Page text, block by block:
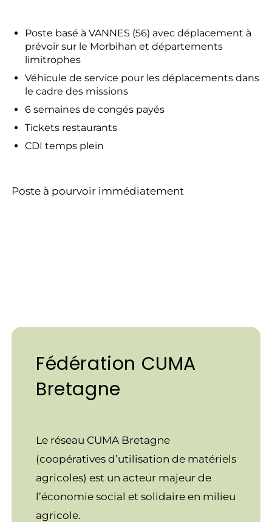
Poste basé à VANNES (56) avec déplacement à
prévoir sur le Morbihan et départements
limitrophes
Véhicule de service pour les déplacements dans
le cadre des missions
6 semaines de congés payés
Tickets restaurants
CDI temps plein
Poste à pourvoir immédiatement
Fédération CUMA
Bretagne
Le réseau CUMA Bretagne
(coopératives d’utilisation de matériels
agricoles) est un acteur majeur de
l’économie social et solidaire en milieu
agricole.